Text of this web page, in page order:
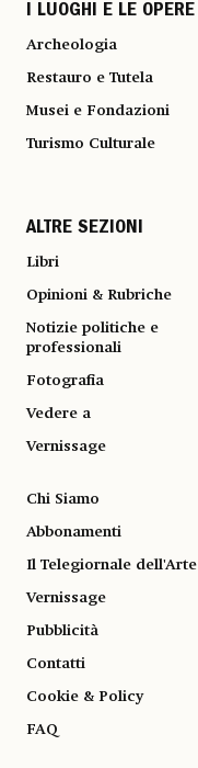
I LUOGHI E LE OPERE
Archeologia
Restauro e Tutela
Musei e Fondazioni
Turismo Culturale
ALTRE SEZIONI
Libri
Opinioni & Rubriche
Notizie politiche e
professionali
Fotografia
Vedere a
Vernissage
Chi Siamo
Abbonamenti
Il Telegiornale dell'Arte
Vernissage
Pubblicità
Contatti
Cookie & Policy
FAQ